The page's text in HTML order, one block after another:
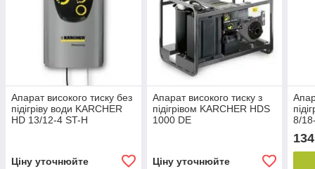
Апарат високого тиску без
підігріву води KARCHER
HD 13/12-4 ST-H
Ціну уточнюйте
Апарат високого тиску з
підігрівом KARCHER HDS
1000 DE
Ціну уточнюйте
8/